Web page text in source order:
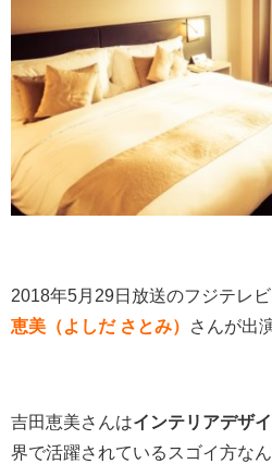
2018年5月29日放送のフジテレビ
恵美（よしだ さとみ）
さんが出
吉田恵美さんはインテリアデザ
界で活躍されているスゴイ方なん